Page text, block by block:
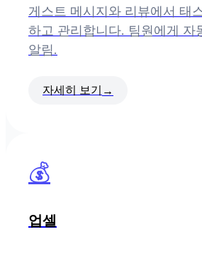
게스트 메시지와 리뷰에서 태
하고 관리합니다. 팀원에게 자
알림.
자세히 보기 →
💰
업셀